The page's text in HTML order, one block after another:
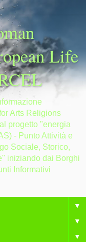
Life
Arts Religions
progetto "energia
- Punto Attività e
Sociale, Storico,
iniziando dai Borghi
Informativi
▼
▼
▼